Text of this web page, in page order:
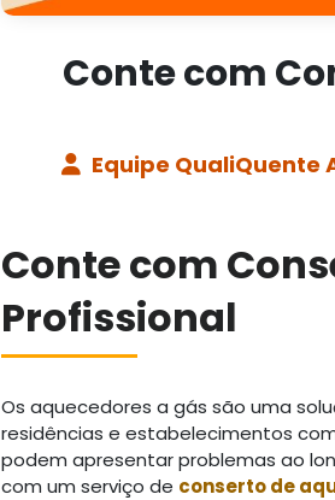
Conte com
Equipe QualiQuente
Conte com
Profissional
Os aquecedores a gás são uma
residências e estabelecimentos
podem apresentar problemas ao
com um serviço de conserto de